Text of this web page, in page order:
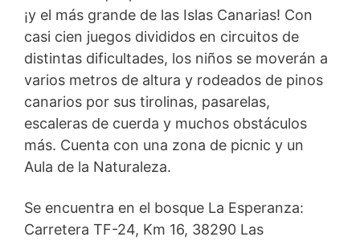
¡y el más grande de las Islas Canarias! Con
casi cien juegos divididos en circuitos de
distintas dificultades, los niños se moverán a
varios metros de altura y rodeados de pinos
canarios por sus tirolinas, pasarelas,
escaleras de cuerda y muchos obstáculos
más. Cuenta con una zona de picnic y un
Aula de la Naturaleza.
Se encuentra en el bosque La Esperanza:
Carretera TF-24, Km 16, 38290 Las